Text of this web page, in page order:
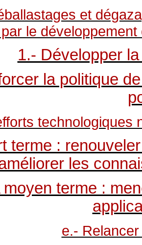
et
le
1.- Développer
la politique
technologiques
terme :
les
moyen terme :
e.-